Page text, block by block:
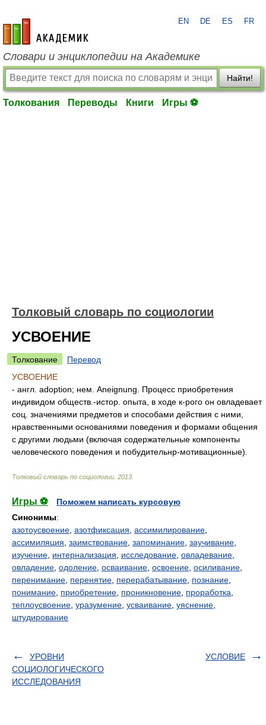
academic.ru
EN DE ES FR
Словари и энциклопедии на Академике
Найти!
Толкования Переводы Книги Игры ⚽
Толковый словарь по социологии
УСВОЕНИЕ
Толкование
Перевод
УСВОЕНИЕ
- англ. adoption; нем. Aneignung. Процесс приобретения
индивидом обществ.-истор. опыта, в ходе к-рого он овладевает
соц. значениями предметов и способами действия с ними,
нравственными основаниями поведения и формами общения
с другими людьми (включая содержательные компоненты
человеческого поведения и побудительнр-мотивационные).
Толковый словарь по социологии 2013
Игры ⚽
Поможем написать курсовую
Синонимы:
азотоусвоение азотфиксация ассимилирование
ассимиляция заимствование запоминание заучивание
изучение интернализация исследование овладевание
овладение одоление осваивание освоение осиливание
перенимание перенятие перерабатывание познание
понимание приобретение проникновение проработка
теплоусвоение уразумение усваивание уяснение
штудирование
УРОВНИ
СОЦИОЛОГИЧЕСКОГО
ИССЛЕДОВАНИЯ
УСЛОВИЕ